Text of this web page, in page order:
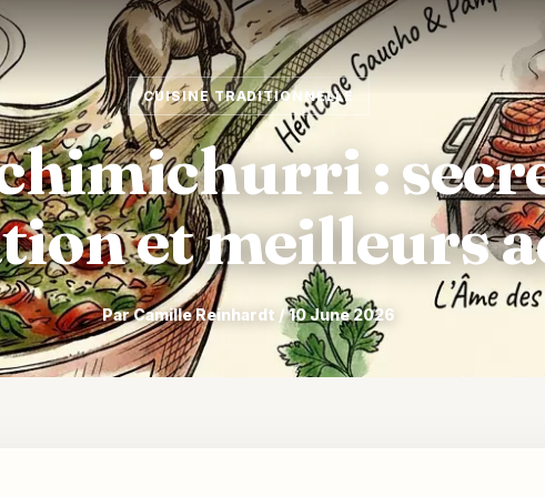
CUISINE TRADITIONNELLE
:
et meilleurs
Par Camille Reinhardt / 10 June 2026